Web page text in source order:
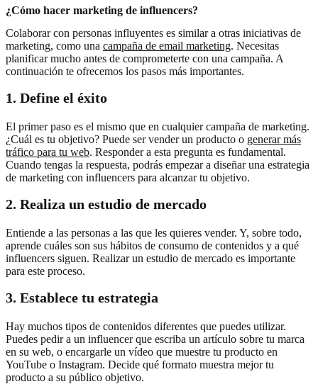
¿Cómo hacer marketing de influencers?
Colaborar con personas influyentes es similar a otras iniciativas de
marketing, como una campaña de email marketing. Necesitas
planificar mucho antes de comprometerte con una campaña. A
continuación te ofrecemos los pasos más importantes.
1. Define el éxito
El primer paso es el mismo que en cualquier campaña de marketing.
¿Cuál es tu objetivo? Puede ser vender un producto o generar más
tráfico para tu web. Responder a esta pregunta es fundamental.
Cuando tengas la respuesta, podrás empezar a diseñar una estrategia
de marketing con influencers para alcanzar tu objetivo.
2. Realiza un estudio de mercado
Entiende a las personas a las que les quieres vender. Y, sobre todo,
aprende cuáles son sus hábitos de consumo de contenidos y a qué
influencers siguen. Realizar un estudio de mercado es importante
para este proceso.
3. Establece tu estrategia
Hay muchos tipos de contenidos diferentes que puedes utilizar.
Puedes pedir a un influencer que escriba un artículo sobre tu marca
en su web, o encargarle un vídeo que muestre tu producto en
YouTube o Instagram. Decide qué formato muestra mejor tu
producto a su público objetivo.